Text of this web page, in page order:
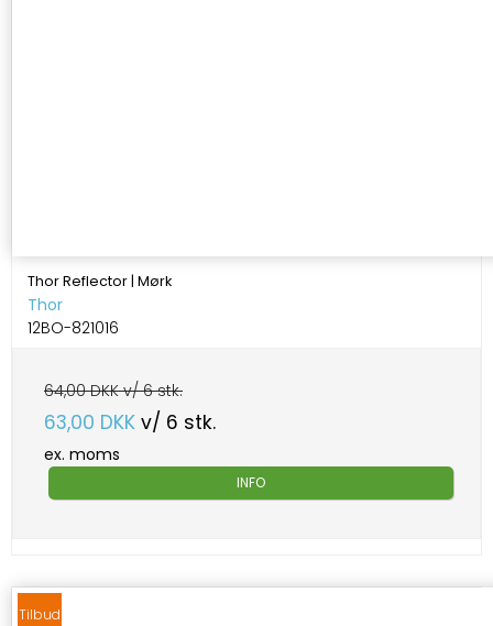
Thor Reflector | Mørk
Thor
12BO-821016
64,00 DKK v/ 6 stk.
63,00 DKK v/ 6 stk.
ex. moms
INFO
Tilbud